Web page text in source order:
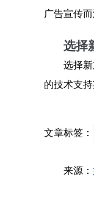
广告宣传
选择
选择
的技术支
文章标签：
来源：